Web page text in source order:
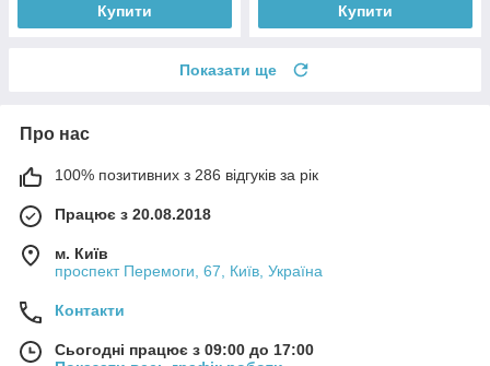
Купити Купити
Показати ще
Про нас
100% позитивних з 286 відгуків за рік
Працює з 20.08.2018
м. Київ
проспект Перемоги, 67, Київ, Україна
Контакти
Сьогодні працює з 09:00 до 17:00